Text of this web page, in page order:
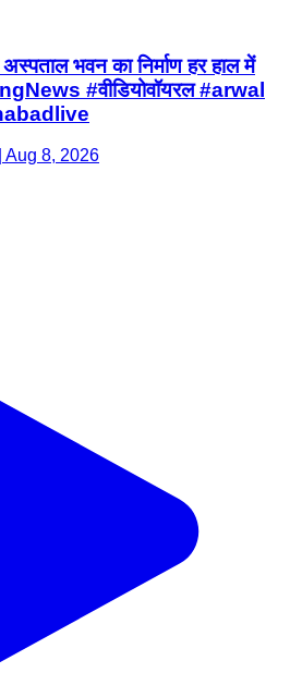
भवन का निर्माण हर हाल में
#वीडियोवॉयरल #arwal
Aug 8, 2026